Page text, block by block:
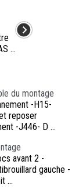
...
du montage
-H15-
reposer
-J446- D ...
avant 2 -
gauche -
...